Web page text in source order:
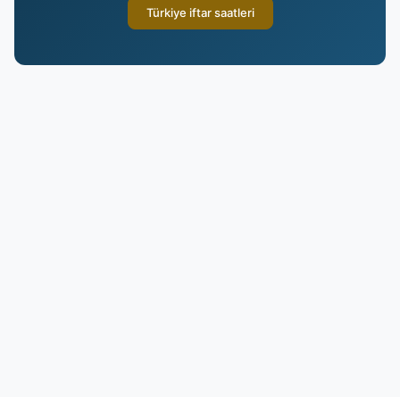
Türkiye iftar saatleri